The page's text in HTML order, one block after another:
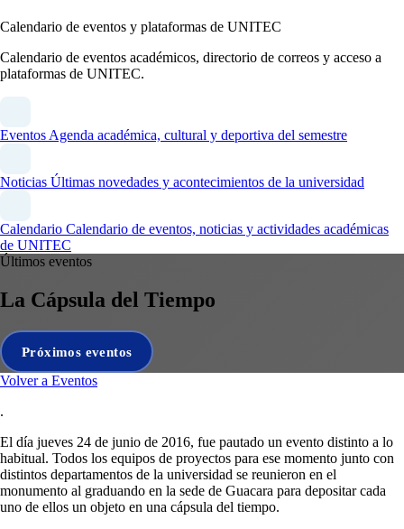
Calendario de eventos y plataformas de UNITEC
Calendario de eventos académicos, directorio de correos y acceso a
plataformas de UNITEC.
Eventos Agenda académica, cultural y deportiva del semestre
Noticias Últimas novedades y acontecimientos de la universidad
Calendario Calendario de eventos, noticias y actividades académicas
de UNITEC
Últimos eventos
La Cápsula del Tiempo
Próximos eventos
Volver a Eventos
.
El día jueves 24 de junio de 2016, fue pautado un evento distinto a lo
habitual. Todos los equipos de proyectos para ese momento junto con
distintos departamentos de la universidad se reunieron en el
monumento al graduando en la sede de Guacara para depositar cada
uno de ellos un objeto en una cápsula del tiempo.